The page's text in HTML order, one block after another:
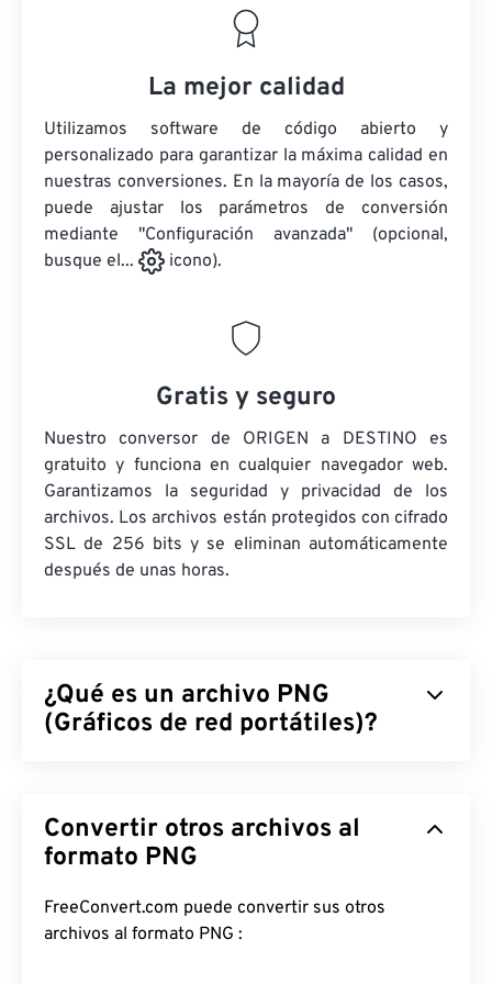
La mejor calidad
Utilizamos software de código abierto y
personalizado para garantizar la máxima calidad en
nuestras conversiones. En la mayoría de los casos,
puede ajustar los parámetros de conversión
mediante "Configuración avanzada" (opcional,
busque el...
icono).
Gratis y seguro
Nuestro conversor de ORIGEN a DESTINO es
gratuito y funciona en cualquier navegador web.
Garantizamos la seguridad y privacidad de los
archivos. Los archivos están protegidos con cifrado
SSL de 256 bits y se eliminan automáticamente
después de unas horas.
¿Qué es un archivo PNG
(Gráficos de red portátiles)?
facilitar su portabilidad. Las imágenes PNG pueden
tener coloresRGBo
diseños gráficos. PNG también admite animaciones
con mayor transparencia (prueba nuestra
Convertir otros archivos al
formato PNG
FreeConvert.com puede convertir sus otros
archivos al formato PNG :